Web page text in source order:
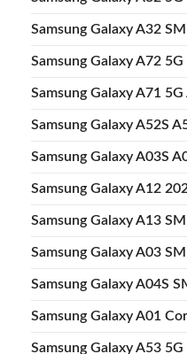
Samsung Galaxy A32
Samsung Galaxy A72
Samsung Galaxy A71
Samsung Galaxy A52S
Samsung Galaxy A03S
Samsung Galaxy A12
Samsung Galaxy A13
Samsung Galaxy A03
Samsung Galaxy A04S
Samsung Galaxy A01
Samsung Galaxy A53